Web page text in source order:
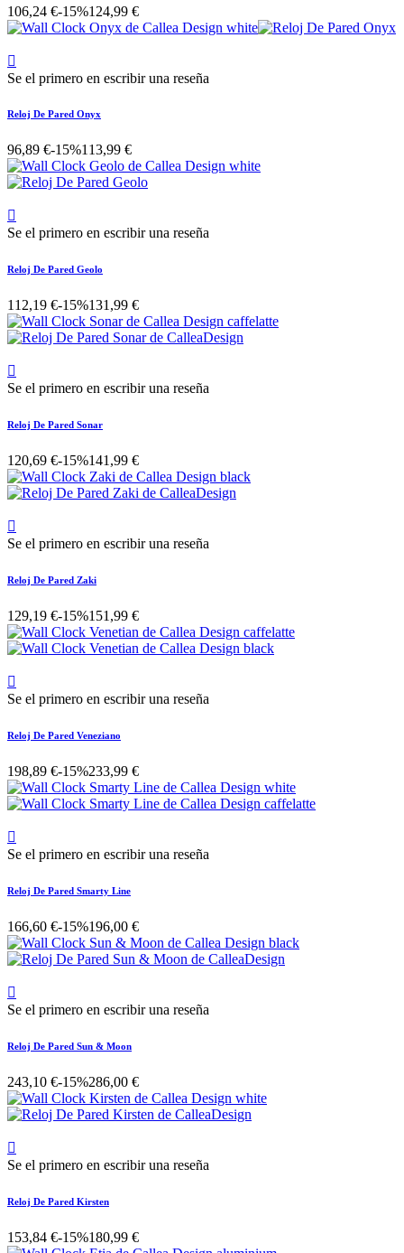
106,24 €-15%124,99 €

Se el primero en escribir una reseña
Reloj De Pared Onyx
96,89 €-15%113,99 €

Se el primero en escribir una reseña
Reloj De Pared Geolo
112,19 €-15%131,99 €

Se el primero en escribir una reseña
Reloj De Pared Sonar
120,69 €-15%141,99 €

Se el primero en escribir una reseña
Reloj De Pared Zaki
129,19 €-15%151,99 €

Se el primero en escribir una reseña
Reloj De Pared Veneziano
198,89 €-15%233,99 €

Se el primero en escribir una reseña
Reloj De Pared Smarty Line
166,60 €-15%196,00 €

Se el primero en escribir una reseña
Reloj De Pared Sun & Moon
243,10 €-15%286,00 €

Se el primero en escribir una reseña
Reloj De Pared Kirsten
153,84 €-15%180,99 €